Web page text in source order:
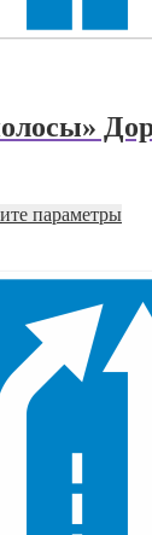
параметрыЭтот